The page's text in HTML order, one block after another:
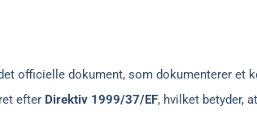
officielle dokument, som dokumenterer et
efter Direktiv 1999/37/EF, hvilket betyder,